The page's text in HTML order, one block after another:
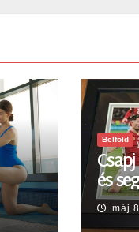
Belföld
és
máj